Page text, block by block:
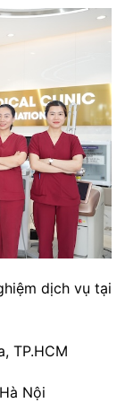
dịch vụ tại
TP.HCM
Nội